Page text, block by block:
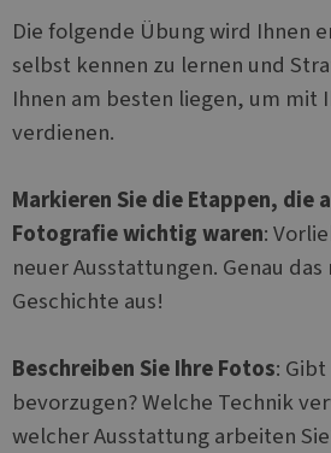
Die folgende Übung wird Ihnen
selbst kennen zu lernen und
Ihnen am besten liegen, um mit
verdienen.
Markieren Sie die Etappen, die
Fotografie wichtig waren:
neuer Ausstattungen. Genau
Geschichte aus!
Beschreiben Sie Ihre Fotos:
bevorzugen? Welche Technik
welcher Ausstattung arbeiten